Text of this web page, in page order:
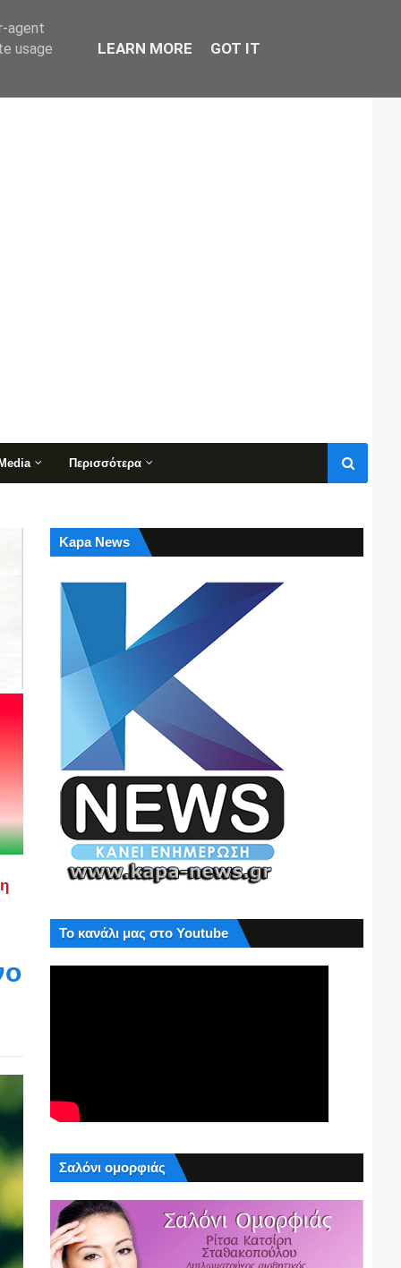
Περισσότερα
Kapa News
Το κανάλι μας στο Youtube
Σαλόνι ομορφιάς
agent
usage
LEARN MORE GOT IT